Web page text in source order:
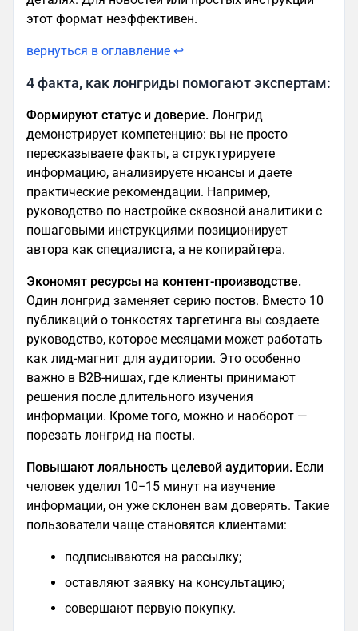
этот формат неэффективен.
вернуться в оглавление ↩
4 факта, как лонгриды помогают экспертам:
Формируют статус и доверие. Лонгрид
демонстрирует компетенцию: вы не просто
пересказываете факты, а структурируете
информацию, анализируете нюансы и даете
практические рекомендации. Например,
руководство по настройке сквозной аналитики с
пошаговыми инструкциями позиционирует
автора как специалиста, а не копирайтера.
Экономят ресурсы на контент-производстве.
Один лонгрид заменяет серию постов. Вместо 10
публикаций о тонкостях таргетинга вы создаете
руководство, которое месяцами может работать
как лид-магнит для аудитории. Это особенно
важно в B2B-нишах, где клиенты принимают
решения после длительного изучения
информации. Кроме того, можно и наоборот —
порезать лонгрид на посты.
Повышают лояльность целевой аудитории. Если
человек уделил 10−15 минут на изучение
информации, он уже склонен вам доверять. Такие
пользователи чаще становятся клиентами:
подписываются на рассылку;
оставляют заявку на консультацию;
совершают первую покупку.